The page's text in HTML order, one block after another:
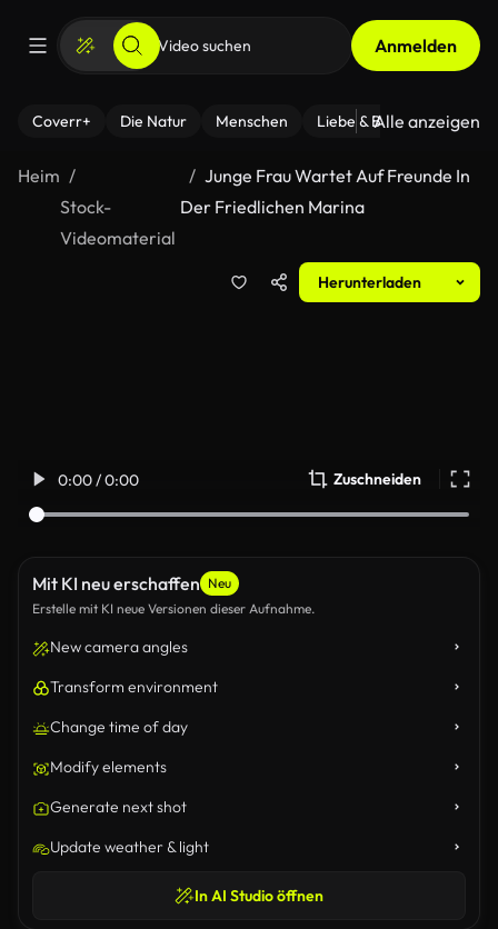
Anmelden
Coverr+ Die Natur Menschen Liebe & Beziehungen
Alle anzeigen
Heim
Stock-
Videomaterial
Junge Frau Wartet Auf Freunde In
Der Friedlichen Marina
Herunterladen
0:00 / 0:00 Zuschneiden
Mit KI neu erschaffen Neu
Erstelle mit KI neue Versionen dieser Aufnahme.
New camera angles
Transform environment
Change time of day
Modify elements
Generate next shot
Update weather & light
In AI Studio öffnen